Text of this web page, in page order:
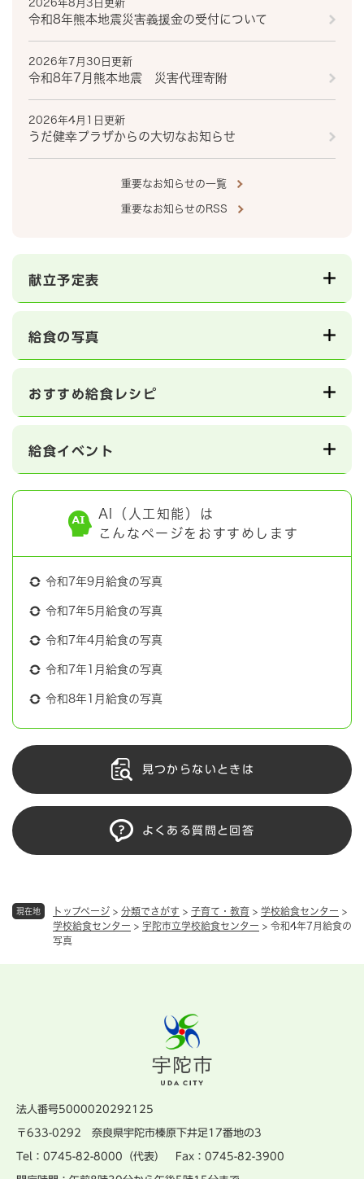
現在地 トップページ > 分類でさがす > 子育て・教育 > 学校給食センター >
学校給食センター > 宇陀市立学校給食センター > 令和4年7月給食の
写真
2026年8月3日更新
令和8年熊本地震災害義援金の受付について
2026年7月30日更新
令和8年7月熊本地震 災害代理寄附
2026年4月1日更新
うだ健幸プラザからの大切なお知らせ
重要なお知らせの一覧
重要なお知らせのRSS
献立予定表
給食の写真
おすすめ給食レシピ
給食イベント
AI（人工知能）は
こんなページをおすすめします
令和7年9月給食の写真
令和7年5月給食の写真
令和7年4月給食の写真
令和7年1月給食の写真
令和8年1月給食の写真
見つからないときは
よくある質問と回答
法人番号5000020292125
〒633-0292 奈良県宇陀市榛原下井足17番地の3
Tel：0745-82-8000（代表） Fax：0745-82-3900